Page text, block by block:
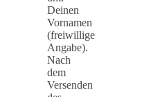
Deinen
Vornamen
(freiwillige
Angabe).
Nach
dem
Versenden